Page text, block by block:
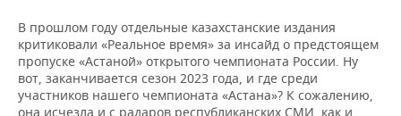
В прошлом году отдельные казахстанские издания
критиковали «Реальное время» за инсайд о предстоящем
пропуске «Астаной» открытого чемпионата России. Ну
вот, заканчивается сезон 2023 года, и где среди
участников нашего чемпионата «Астана»? К сожалению,
она исчезла и с радаров республиканских СМИ, как и